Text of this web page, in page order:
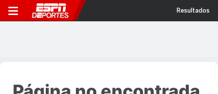
Resultados